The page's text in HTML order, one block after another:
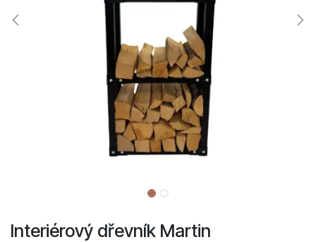
Interiérový dřevník Martin